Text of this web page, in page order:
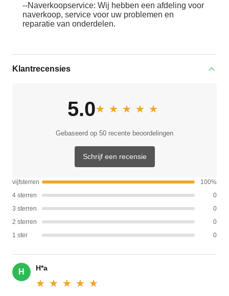
--Naverkoopservice: Wij hebben een afdeling voor
naverkoop, service voor uw problemen en
reparatie van onderdelen.
Klantrecensies
5.0★★★★★
★★★★★
Gebaseerd op 50 recente beoordelingen
Schrijf een recensie
vijfsterren
100%
4 sterren
0
3 sterren
0
2 sterren
0
1 ster
0
H H*a
★★★★★
★★★★★